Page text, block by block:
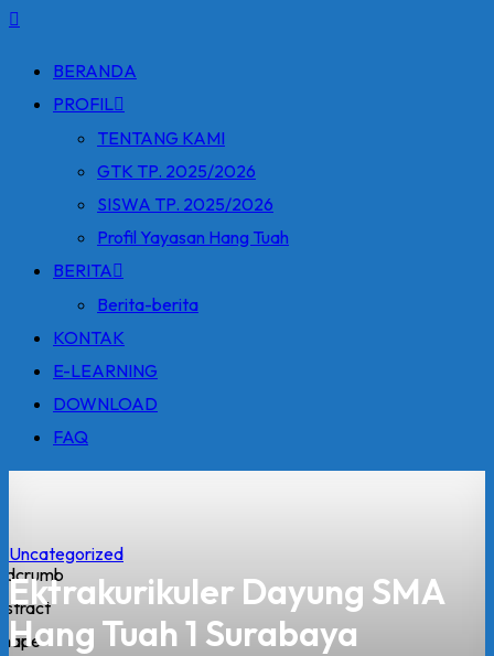
BERANDA
PROFIL
TENTANG KAMI
GTK TP. 2025/2026
SISWA TP. 2025/2026
Profil Yayasan Hang Tuah
BERITA
Berita-berita
KONTAK
E-LEARNING
DOWNLOAD
FAQ
Uncategorized
Ektrakurikuler Dayung SMA
Hang Tuah 1 Surabaya